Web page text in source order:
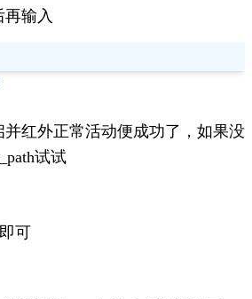
输入
红外正常活动便成功了，如果没
试试
即可